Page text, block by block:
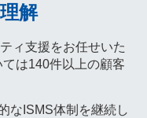
解
ィ支援をお任せいた
は140件以上の顧客
なISMS体制を継続し